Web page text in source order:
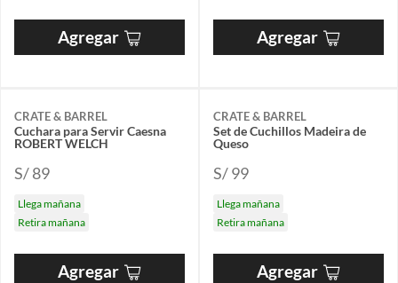
Agregar Agregar
CRATE & BARREL
Cuchara para Servir Caesna
ROBERT WELCH
S/ 89
Llega mañana
Retira mañana
Agregar
CRATE & BARREL
Set de Cuchillos Madeira de
Queso
S/ 99
Llega mañana
Retira mañana
Agregar